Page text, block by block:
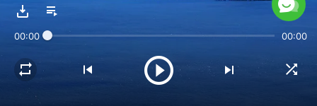
Η σωτηρία στις έσχατες ημέρες
στ’ αλήθεια είναι η εξύψωση
κι η χάρη Του.
00:00 00:00